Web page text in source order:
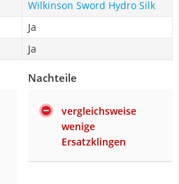
Wilkinson Sword Hydro Silk
Ja
Ja
Nachteile
vergleichsweise
wenige
Ersatzklingen